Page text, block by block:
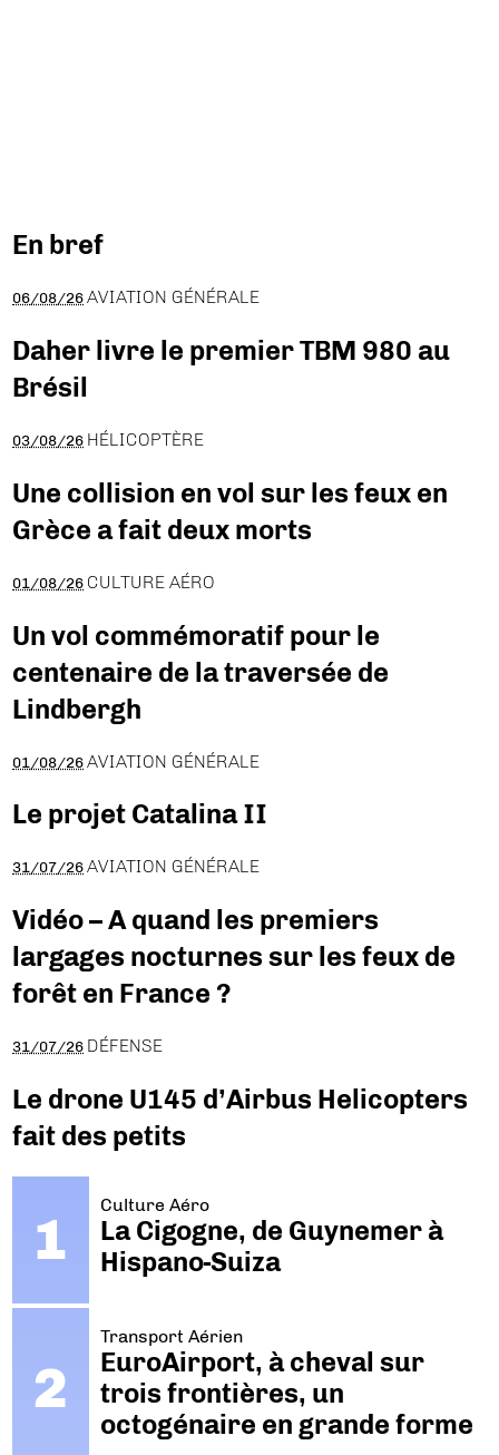
En bref
06/08/26 AVIATION GÉNÉRALE
Daher livre le premier TBM 980 au
Brésil
03/08/26 HÉLICOPTÈRE
Une collision en vol sur les feux en
Grèce a fait deux morts
01/08/26 CULTURE AÉRO
Un vol commémoratif pour le
centenaire de la traversée de
Lindbergh
01/08/26 AVIATION GÉNÉRALE
Le projet Catalina II
31/07/26 AVIATION GÉNÉRALE
Vidéo – A quand les premiers
largages nocturnes sur les feux de
forêt en France ?
31/07/26 DÉFENSE
Le drone U145 d’Airbus Helicopters
fait des petits
Culture Aéro
La Cigogne, de Guynemer à
Hispano-Suiza
Transport Aérien
EuroAirport, à cheval sur
trois frontières, un
octogénaire en grande forme